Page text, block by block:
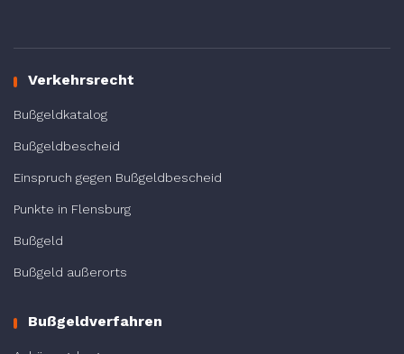
Verkehrsrecht
Bußgeldkatalog
Bußgeldbescheid
Einspruch gegen Bußgeldbescheid
Punkte in Flensburg
Bußgeld
Bußgeld außerorts
Bußgeldverfahren